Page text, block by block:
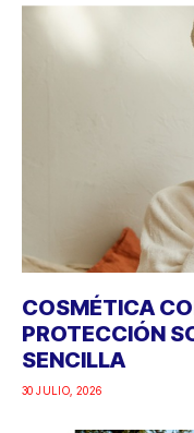
COSMÉTICA
PROTECCIÓN
SENCILLA
30 JULIO, 2026